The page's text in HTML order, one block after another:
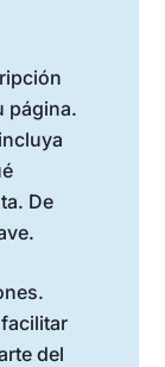
página.
De
del